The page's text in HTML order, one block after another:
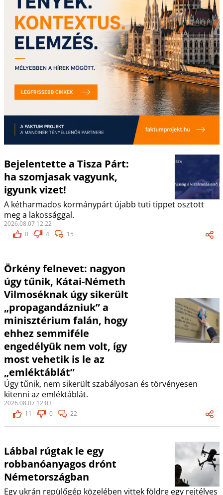
Bejelentette a Tisza Párt:
ha szomjasak vagyunk,
igyunk vizet!
A kétharmados kormánypárt újabb tuti tippet osztott
meg a lakossággal.
2026.08.07 12:22
0
4 15
Örkény felnevet: nagyon
úgy tűnik, Kátai-Németh
Vilmoséknak úgy sikerült
„propagandázniuk” a
minisztérium falán, hogy
ehhez semmiféle
engedélyük nem volt, így
most vehetik is le az
„emléktáblát”
Úgy tűnik, nem sikerült szabályosan és törvényesen
kitenni az emléktáblát.
2026.08.07 12:03
11
0 22
Lábbal rúgtak le egy
robbanóanyagos drónt
Németországban
Egy ukrán repülőgép közelében vittek földre egy rejtélyes